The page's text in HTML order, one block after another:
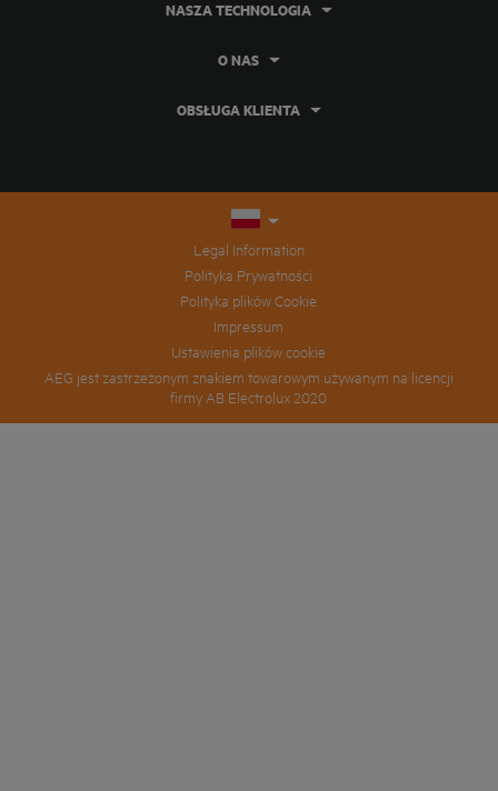
NASZA TECHNOLOGIA
O NAS
OBSŁUGA KLIENTA
Legal Information
Polityka Prywatności
Polityka plików Cookie
Impressum
Ustawienia plików cookie
AEG jest zastrzeżonym znakiem towarowym używanym na licencji
firmy AB Electrolux 2020